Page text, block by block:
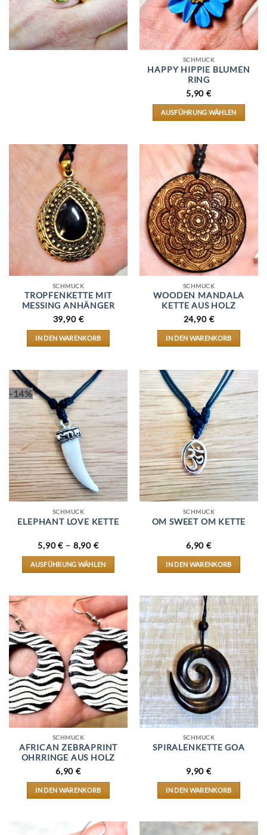
SCHMUCK
HAPPY HIPPIE BLUMEN
RING
5,90€
AUSFÜHRUNG WÄHLEN
WEIST
MEHRERE
VARIANTEN
AUF.
DIE
OPTIONEN
KÖNNEN
AUF
DER
PRODUKTSEITE
GEWÄHLT
WERDEN
SCHMUCK
TROPFENKETTE MIT
MESSING ANHÄNGER
39,90 €
IN DEN WARENKORB
SCHMUCK
WOODEN MANDALA
KETTE AUS HOLZ
24,90 €
IN DEN WARENKORB
-14%
SCHMUCK
ELEPHANT LOVE KETTE
5,90€ – 8,90 €
AUSFÜHRUNG WÄHLEN
WEIST
MEHRERE
VARIANTEN
AUF.
DIE
OPTIONEN
KÖNNEN
AUF
DER
PRODUKTSEITE
GEWÄHLT
WERDEN
SCHMUCK
OM SWEET OM KETTE
6,90€
IN DEN WARENKORB
SCHMUCK
AFRICAN ZEBRAPRINT
OHRRINGE AUS HOLZ
6,90€
IN DEN WARENKORB
SCHMUCK
SPIRALENKETTE GOA
9,90€
IN DEN WARENKORB